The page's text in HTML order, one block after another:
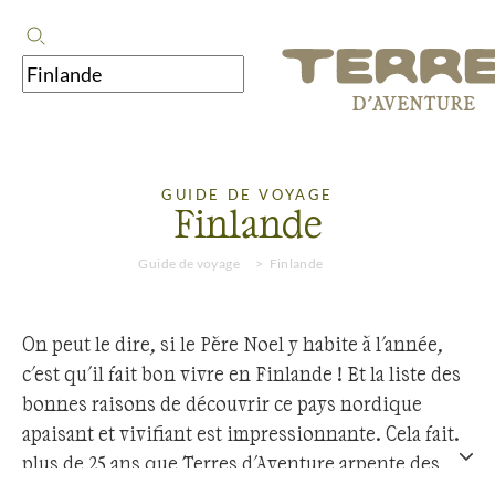
GUIDE DE VOYAGE
Finlande
Guide de voyage Finlande
On peut le dire, si le Père Noel y habite à l'année,
c'est qu'il fait bon vivre en Finlande ! Et la liste des
bonnes raisons de découvrir ce pays nordique
apaisant et vivifiant est impressionnante. Cela fait
plus de 25 ans que Terres d'Aventure arpente des